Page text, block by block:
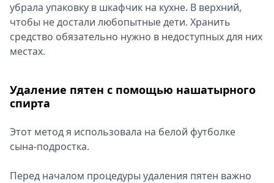
убрала упаковку в шкафчик на кухне. В верхний,
чтобы не достали любопытные дети. Хранить
средство обязательно нужно в недоступных для них
местах.
Удаление пятен с помощью нашатырного
спирта
Этот метод я использовала на белой футболке
сына-подростка.
Перед началом процедуры удаления пятен важно